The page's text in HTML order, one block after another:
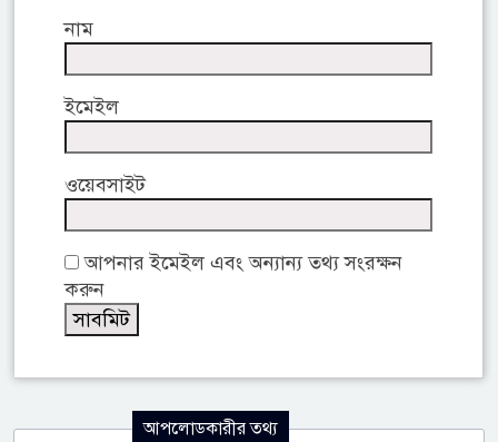
নাম
ইমেইল
ওয়েবসাইট
আপনার ইমেইল এবং অন্যান্য তথ্য সংরক্ষন
করুন
আপলোডকারীর তথ্য